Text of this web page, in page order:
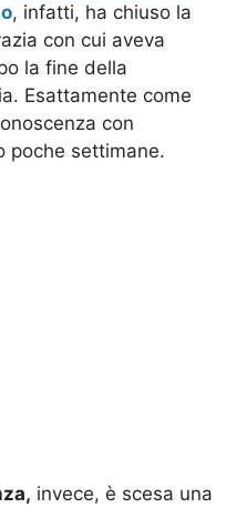
, infatti, ha chiuso la
con cui aveva
la fine della
Esattamente come
con
poche settimane.
invece, è scesa una